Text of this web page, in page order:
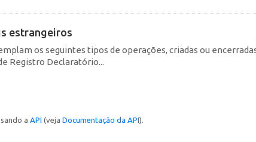
estrangeiros
os seguintes tipos de operações, criadas ou
Registro Declaratório...
a API (veja Documentação da API).